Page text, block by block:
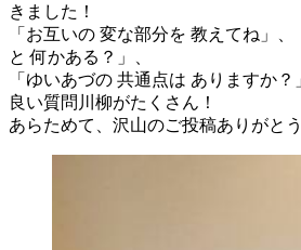
きました！
「お互いの 変な部分を 教えてね」、
と 何かある？」、
「ゆいあづの 共通点は ありますか
良い質問川柳がたくさん！
あらためて、沢山のご投稿ありがと